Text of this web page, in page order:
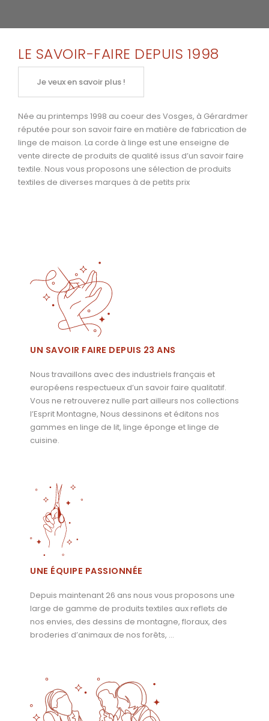
LE SAVOIR-FAIRE DEPUIS 1998
Je veux en savoir plus !
Née au printemps 1998 au coeur des Vosges, à Gérardmer
réputée pour son savoir faire en matière de fabrication de
linge de maison. La corde à linge est une enseigne de
vente directe de produits de qualité issus d’un savoir faire
textile. Nous vous proposons une sélection de produits
textiles de diverses marques à de petits prix
UN SAVOIR FAIRE DEPUIS 23 ANS
Nous travaillons avec des industriels français et
européens respectueux d’un savoir faire qualitatif.
Vous ne retrouverez nulle part ailleurs nos collections
l’Esprit Montagne, Nous dessinons et éditons nos
gammes en linge de lit, linge éponge et linge de
cuisine.
UNE ÉQUIPE PASSIONNÉE
Depuis maintenant 26 ans nous vous proposons une
large de gamme de produits textiles aux reflets de
nos envies, des dessins de montagne, floraux, des
broderies d’animaux de nos forêts, …